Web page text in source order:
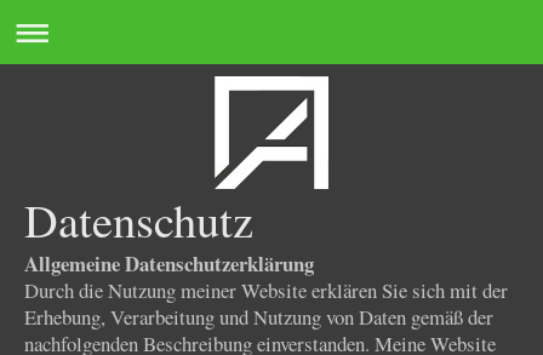
Datenschutz
Allgemeine Datenschutzerklärung
Durch die Nutzung meiner Website erklären Sie sich mit der
Erhebung, Verarbeitung und Nutzung von Daten gemäß der
nachfolgenden Beschreibung einverstanden. Meine Website